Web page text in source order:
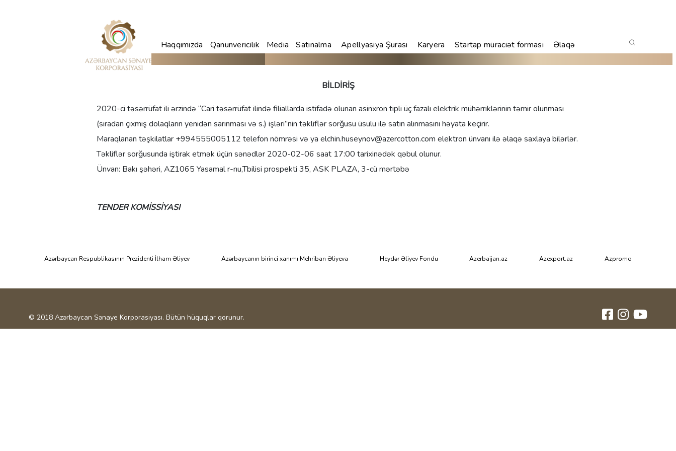
Haqqımızda Qanunvericilik Media Satınalma Apellyasiya Şurası Karyera Startap müraciət forması Əlaqə
BİLDİRİŞ
2020-ci təsərrüfat ili ərzində “Cari təsərrüfat ilində filiallarda istifadə olunan asinxron tipli üç fazalı elektrik mühərriklərinin təmir olunması
(sıradan çıxmış dolaqların yenidən sarınması və s.) işləri”nin təkliflər sorğusu üsulu ilə satın alınmasını həyata keçirir.
Maraqlanan təşkilatlar +994555005112 telefon nömrəsi və ya elchin.huseynov@azercotton.com elektron ünvanı ilə əlaqə saxlaya bilərlər.
Təkliflər sorğusunda iştirak etmək üçün sənədlər 2020-02-06 saat 17:00 tarixinədək qəbul olunur.
Ünvan: Bakı şəhəri, AZ1065 Yasamal r-nu,Tbilisi prospekti 35, ASK PLAZA, 3-cü mərtəbə
TENDER KOMİSSİYASI
Azərbaycan Respublikasının Prezidenti İlham Əliyev Azərbaycanın birinci xanımı Mehriban Əliyeva Heydər Əliyev Fondu Azerbaijan.az Azexport.az Azpromo
© 2018 Azərbaycan Sənaye Korporasiyası. Bütün hüquqlar qorunur.